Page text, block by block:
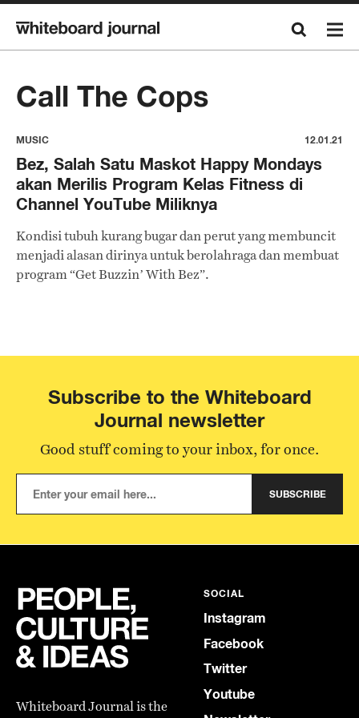
Call The Cops
MUSIC 12.01.21
Bez, Salah Satu Maskot Happy Mondays
akan Merilis Program Kelas Fitness di
Channel YouTube Miliknya
Kondisi tubuh kurang bugar dan perut yang membuncit
menjadi alasan dirinya untuk berolahraga dan membuat
program “Get Buzzin’ With Bez”.
Subscribe to the Whiteboard
Journal newsletter
Good stuff coming to your inbox, for once.
SUBSCRIBE
Whiteboard Journal is the
SOCIAL
Instagram
Facebook
Twitter
Youtube